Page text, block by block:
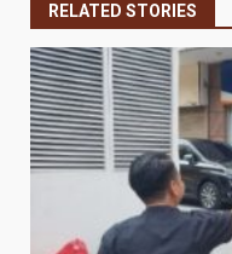
RELATED STORIES